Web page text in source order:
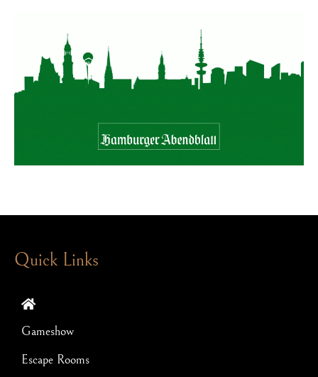
Quick Links
Gameshow
Escape Rooms